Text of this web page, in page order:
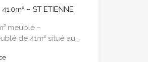
– ST ETIENNE
meublé –
de 41m² situé au…